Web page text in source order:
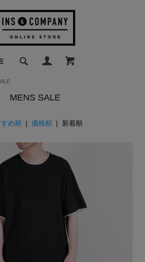
MENS SALE
め順 | 価格順 | 新着順